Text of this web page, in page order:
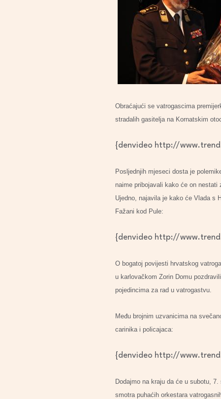
Obraćajući se vatrogascima
stradalih gasitelja na Kornatskim
{denvideo http://
Posljednjih mjeseci dosta je
naime pribojavali kako će on nestati
Ujedno, najavila je kako će Vlada s
Fažani kod Pule:
{denvideo http://
O bogatoj povijesti hrvatskog
u karlovačkom Zorin Domu
pojedincima za rad u vatrogastvu.
Među brojnim uzvanicima na
carinika i policajaca:
{denvideo http://
Dodajmo na kraju da će u subotu,
smotra puhaćih orkestara